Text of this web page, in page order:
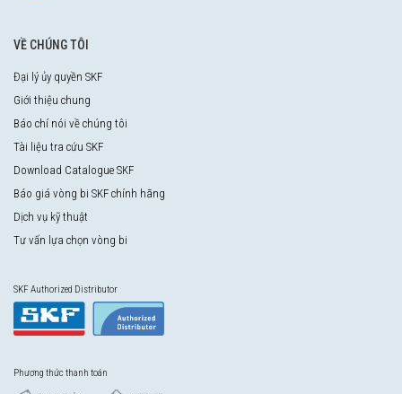
VỀ CHÚNG TÔI
Đại lý ủy quyền SKF
Giới thiệu chung
Báo chí nói về chúng tôi
Tài liệu tra cứu SKF
Download Catalogue SKF
Báo giá vòng bi SKF chính hãng
Dịch vụ kỹ thuật
Tư vấn lựa chọn vòng bi
SKF Authorized Distributor
Phương thức thanh toán